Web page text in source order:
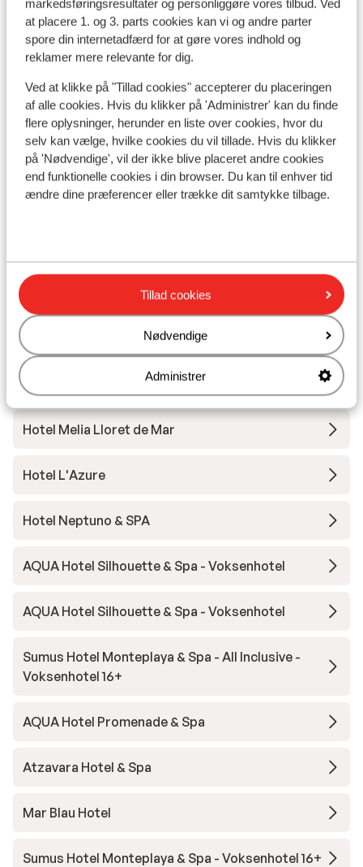
markedsføringsresultater og personliggøre vores tilbud. Ved
at placere 1. og 3. parts cookies kan vi og andre parter
spore din internetadfærd for at gøre vores indhold og
reklamer mere relevante for dig.
Ved at klikke på "Tillad cookies" accepterer du placeringen
af alle cookies. Hvis du klikker på 'Administrer' kan du finde
flere oplysninger, herunder en liste over cookies, hvor du
selv kan vælge, hvilke cookies du vil tillade. Hvis du klikker
på 'Nødvendige', vil der ikke blive placeret andre cookies
end funktionelle cookies i din browser. Du kan til enhver tid
ændre dine præferencer eller trække dit samtykke tilbage.
Tillad cookies
Nødvendige
Administrer
Se alle 43 anmeldelser
Lokation
Se på kort
Afstand til centrum: ca. 500 meter
Afstand til togstation ca. 1000 meter
Afstand til busstoppested ca. 100 meter
Andre overnatningssteder i Costa
Brava
Hotel Melia Lloret de Mar
Hotel L'Azure
Hotel Neptuno & SPA
AQUA Hotel Silhouette & Spa - Voksenhotel
AQUA Hotel Silhouette & Spa - Voksenhotel
Sumus Hotel Monteplaya & Spa - All Inclusive -
Voksenhotel 16+
AQUA Hotel Promenade & Spa
Atzavara Hotel & Spa
Mar Blau Hotel
Sumus Hotel Monteplaya & Spa - Voksenhotel 16+